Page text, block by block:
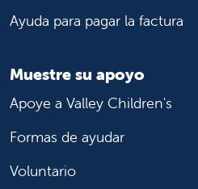
Ayuda para pagar la factura
Muestre su apoyo
Apoye a Valley Children's
Formas de ayudar
Voluntario